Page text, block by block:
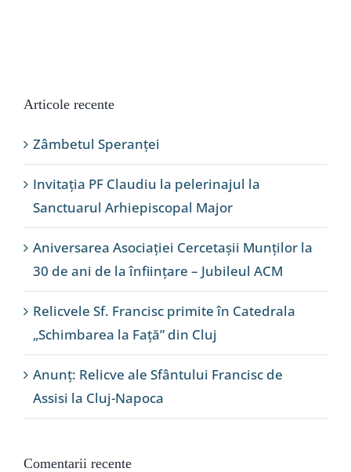
Articole recente
Zâmbetul Speranței
Invitația PF Claudiu la pelerinajul la
Sanctuarul Arhiepiscopal Major
Aniversarea Asociației Cercetașii Munților la
30 de ani de la înființare – Jubileul ACM
Relicvele Sf. Francisc primite în Catedrala
„Schimbarea la Față” din Cluj
Anunț: Relicve ale Sfântului Francisc de
Assisi la Cluj-Napoca
Comentarii recente